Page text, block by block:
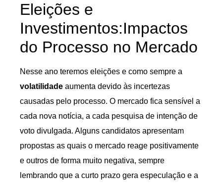
Eleições e
Investimentos:Impactos
do Processo no Mercado
Nesse ano teremos eleições e como sempre a
volatilidade aumenta devido às incertezas
causadas pelo processo. O mercado fica sensível a
cada nova notícia, a cada pesquisa de intenção de
voto divulgada. Alguns candidatos apresentam
propostas as quais o mercado reage positivamente
e outros de forma muito negativa, sempre
lembrando que a curto prazo gera especulação e a